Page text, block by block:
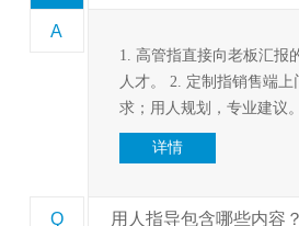
A
1. 高管指直接向老板汇报
人才。 2. 定制指销售端
求；用人规划，专业建议
据企业精准需求，找到没
估，实现大企业人才从低
详情
Q 用人指导包含哪些内容？